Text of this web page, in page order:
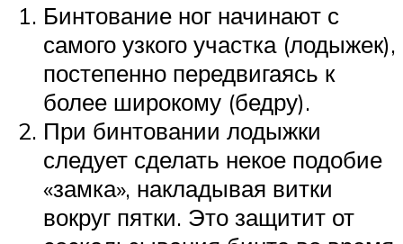
Бинтование ног начинают с
самого узкого участка (лодыжек),
постепенно передвигаясь к
более широкому (бедру).
При бинтовании лодыжки
следует сделать некое подобие
«замка», накладывая витки
вокруг пятки. Это защитит от